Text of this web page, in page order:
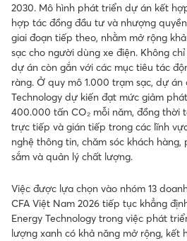
2030. Mô hình phát triển dự án kết
hợp tác đồng đầu tư và nhượng
giai đoạn tiếp theo, nhằm mở rộng
sạc cho người dùng xe điện. Không
dự án còn gắn với các mục tiêu tác
ràng. Ở quy mô 1.000 trạm sạc, dự án
Technology dự kiến đạt mức giảm
400.000 tấn CO₂ mỗi năm, đồng thời
trực tiếp và gián tiếp trong các lĩnh
nghệ thông tin, chăm sóc khách hàng,
sắm và quản lý chất lượng.
Việc được lựa chọn vào nhóm 13
CFA Việt Nam 2026 tiếp tục khẳng
Energy Technology trong việc phát
lượng xanh có khả năng mở rộng, kết